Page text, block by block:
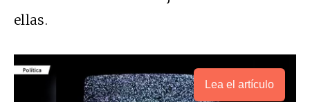
ellas.
Lea el artículo